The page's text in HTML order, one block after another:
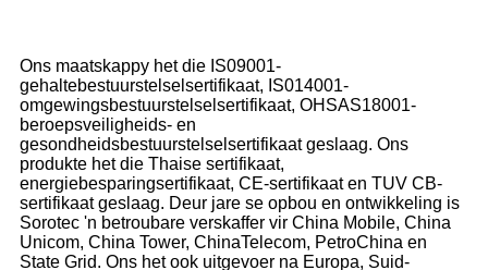
Ons maatskappy het die IS09001-
gehaltebestuurstelselsertifikaat, IS014001-
omgewingsbestuurstelselsertifikaat, OHSAS18001-
beroepsveiligheids- en
gesondheidsbestuurstelselsertifikaat geslaag. Ons
produkte het die Thaise sertifikaat,
energiebesparingsertifikaat, CE-sertifikaat en TUV CB-
sertifikaat geslaag. Deur jare se opbou en ontwikkeling is
Sorotec 'n betroubare verskaffer vir China Mobile, China
Unicom, China Tower, ChinaTelecom, PetroChina en
State Grid. Ons het ook uitgevoer na Europa, Suid-